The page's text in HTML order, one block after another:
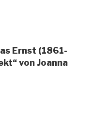
Ernst (1861-
von Joanna